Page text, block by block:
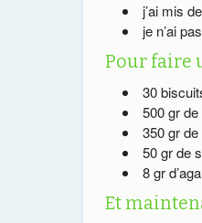
j’ai mis
je n’ai
Pour faire
30
500 gr
350 gr
50 gr de
8 gr
Et